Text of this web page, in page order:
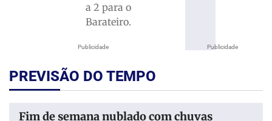
Publicidade
a 2 para o
Barateiro.
Publicidade
PREVISÃO DO TEMPO
Fim de semana nublado com chuvas